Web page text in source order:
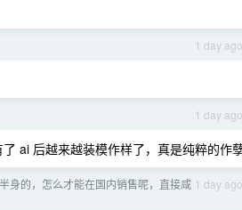
1 day ago
1 day ago
ai 后越来越装模作样了，真是纯粹的作
1 day ago
身的，怎么才能在国内销售呢，直接咸